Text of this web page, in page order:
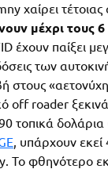
χαίρει
μέχρι τους 6
έχουν παίξει
των
στους
off roader
τοπικά δολάρια
, υπάρχουν εκεί
Το φθηνότερο